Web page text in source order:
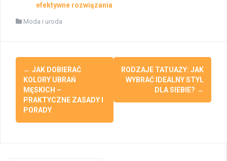
efektywne rozwiązania
Moda i uroda
Post
navigation
← JAK DOBIERAĆ
KOLORY UBRAŃ
MĘSKICH –
PRAKTYCZNE ZASADY I
PORADY
RODZAJE TATUAŻY: JAK
WYBRAĆ IDEALNY STYL
DLA SIEBIE? →